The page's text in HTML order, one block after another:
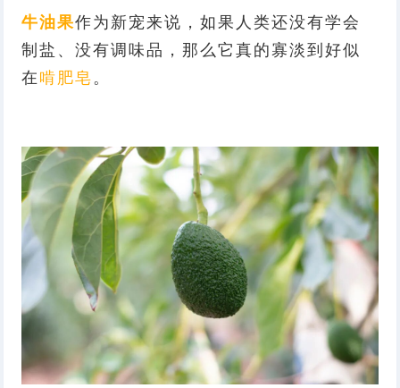
牛油果作为新宠来说，如果人类还没有学会
制盐、没有调味品，那么它真的寡淡到好似
在 啃肥皂 。